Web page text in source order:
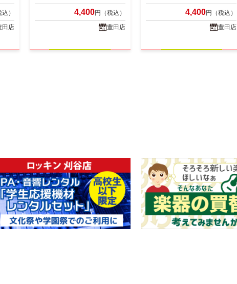
）
田店
4,400円（税込）
豊田店
4,400円（税込）
豊田店